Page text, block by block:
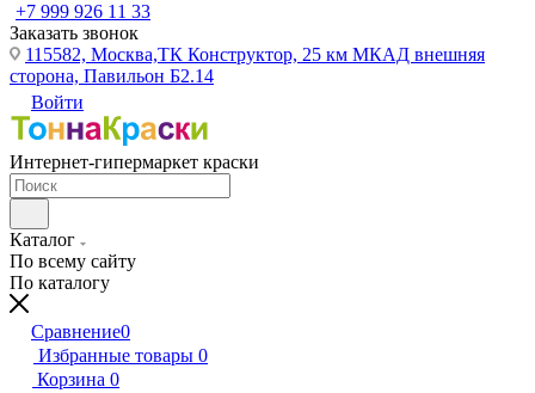
+7 999 926 11 33
Заказать звонок
115582, Москва,ТК Конструктор, 25 км МКАД внешняя
сторона, Павильон Б2.14
Войти
Интернет-гипермаркет краски
Каталог
По всему сайту
По каталогу
Сравнение0
Избранные товары 0
Корзина 0